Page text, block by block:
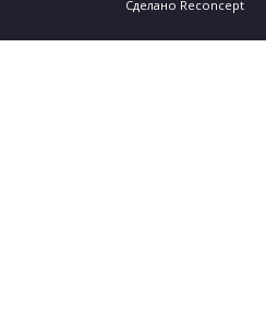
Сделано Reconcept